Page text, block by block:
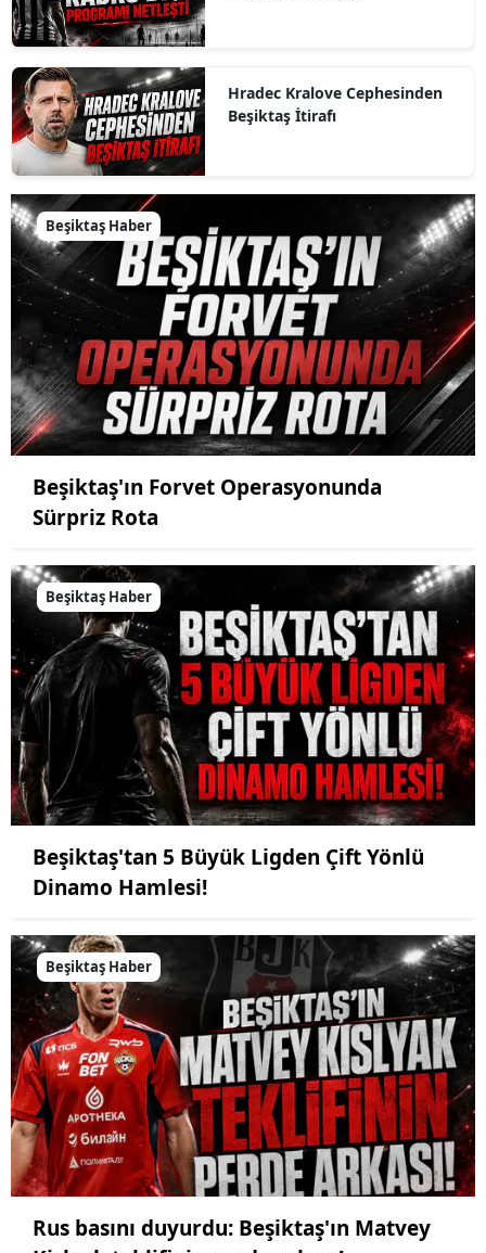
Hradec Kralove Cephesinden
Beşiktaş İtirafı
Beşiktaş Haber
Beşiktaş'ın Forvet Operasyonunda
Sürpriz Rota
Beşiktaş Haber
Beşiktaş'tan 5 Büyük Ligden Çift Yönlü
Dinamo Hamlesi!
Beşiktaş Haber
Rus basını duyurdu: Beşiktaş'ın Matvey